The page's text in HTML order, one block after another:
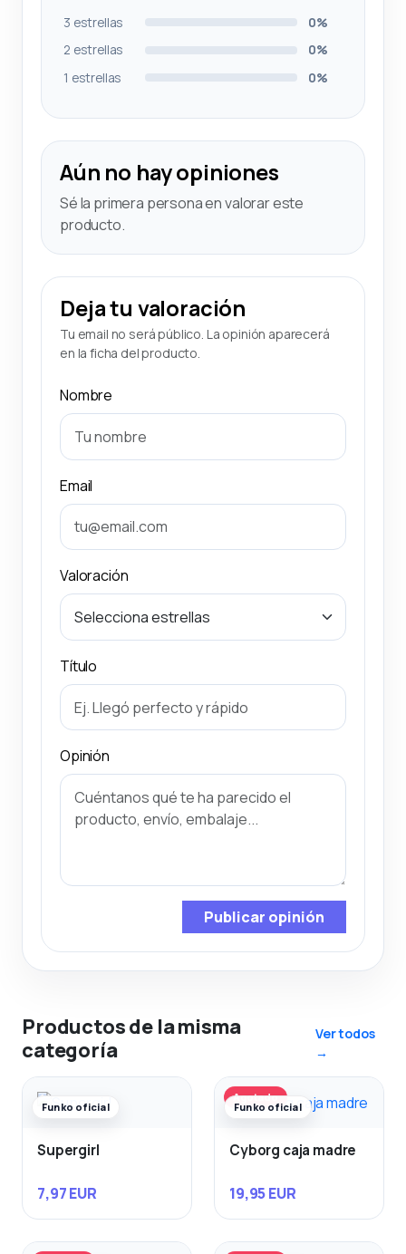
3 estrellas
0%
2 estrellas
0%
1 estrellas
0%
Aún no hay opiniones
Sé la primera persona en valorar este
producto.
Deja tu valoración
Tu email no será público. La opinión aparecerá
en la ficha del producto.
Nombre
Email
Valoración
Título
Opinión
Publicar opinión
Productos de la misma
categoría
Ver todos
→
Funko oficial
Supergirl
7,97 EUR
Agotado
Funko oficial
Cyborg caja madre
19,95 EUR